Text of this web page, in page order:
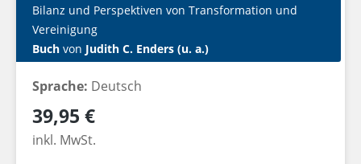
Bilanz und Perspektiven von Transformation und
Vereinigung
Buch von Judith C. Enders (u. a.)
Sprache: Deutsch
Regulärer Preis:
39,95 €
inkl. MwSt.